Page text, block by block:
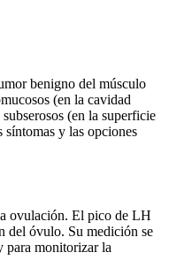
benigno del músculo
(en la cavidad
(en la superficie
y las opciones
ovulación. El pico de LH
del óvulo. Su medición se
para monitorizar la